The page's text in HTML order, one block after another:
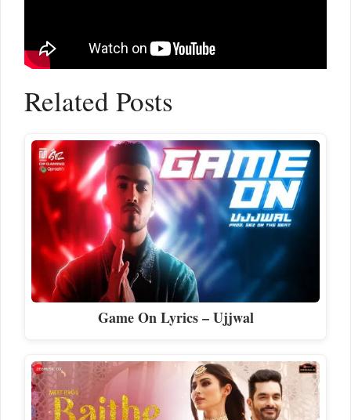
Related Posts
Game On Lyrics – Ujjwal